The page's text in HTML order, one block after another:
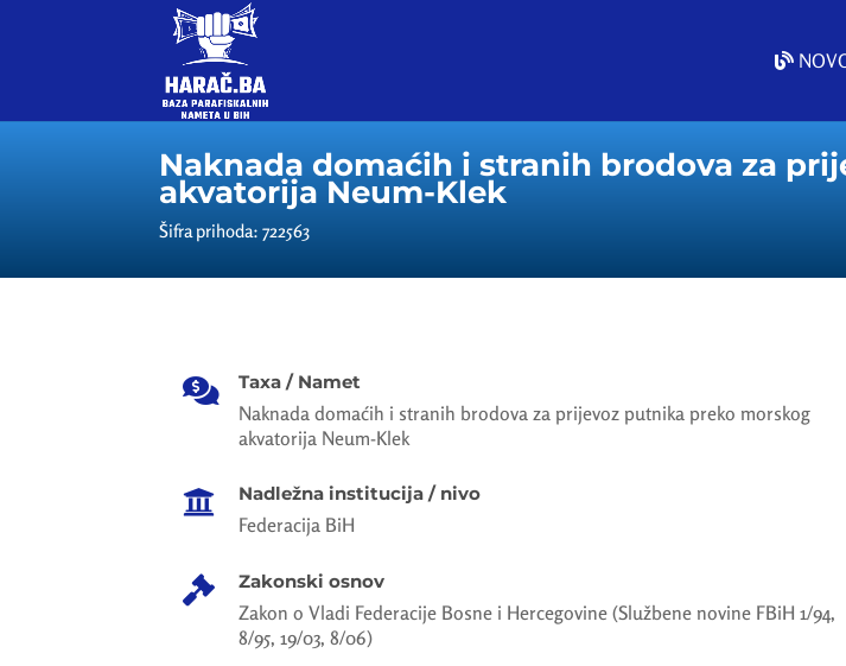
Naknada domaćih i stranih brodova za
akvatorija Neum-Klek
Šifra prihoda: 722563
 Taxa / Namet
Naknada domaćih i stranih brodova za prijevoz putnika preko morskog
akvatorija Neum-Klek
 Nadležna institucija / nivo
Federacija BiH
 Zakonski osnov
Zakon o Vladi Federacije Bosne i Hercegovine (Službene novine FBiH 1/94,
8/95, 19/03, 8/06)